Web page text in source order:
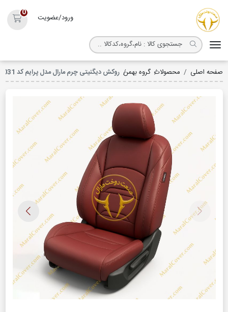
ورود/عضویت
0
صفحه اصلی محصولات گروه بهمن روکش دیگنیتی چرم مارال مدل پرایم کد 3031